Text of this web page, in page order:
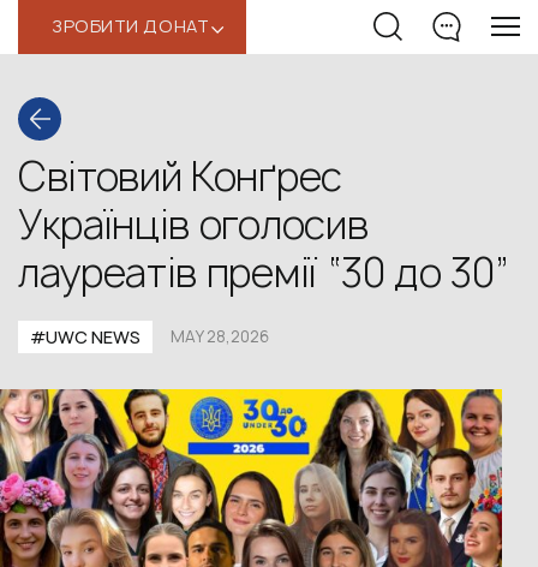
ЗРОБИТИ ДОНАТ‹
Світовий Конґрес
Українців оголосив
лауреатів премії “30 до 30”
#UWС NEWS MAY 28,2026